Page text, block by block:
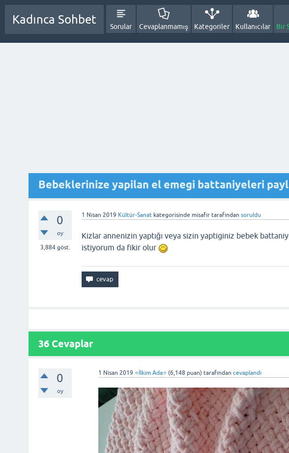
Kadınca Sohbet
Sorular Cevaplanmamış Kategoriler Kullanıcılar Bir
Bebeklerinize yapilan el emegi battaniyeleri
0
oy
3,884göst.
1 Nisan 2019 Kültür-Sanat kategorisinde misafir tarafından soruldu
Kizlar annenizin yaptığı veya sizin yaptiginiz bebek
istiyorum da fikir olur
36 Cevaplar
0
oy
1 Nisan 2019 ⭐İlkim Ada⭐ (6,148 puan) tarafından cevaplandı